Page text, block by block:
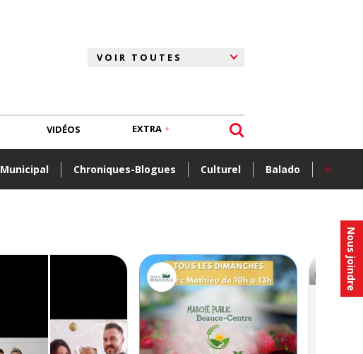
Nous joindre
Municipal Chroniques-Blogues Culturel Balado +
VIDÉOS EXTRA